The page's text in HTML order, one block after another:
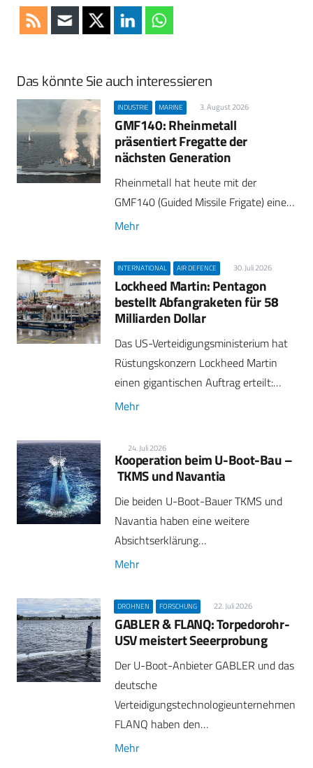
Das könnte Sie auch interessieren
INDUSTRIE MARINE 3. August 2026
GMF140: Rheinmetall
präsentiert Fregatte der
nächsten Generation
Rheinmetall hat heute mit der
GMF140 (Guided Missile Frigate) eine…
Mehr
INTERNATIONAL AIR DEFENCE 30. Juli 2026
Lockheed Martin: Pentagon
bestellt Abfangraketen für 58
Milliarden Dollar
Das US-Verteidigungsministerium hat
Rüstungskonzern Lockheed Martin
einen gigantischen Auftrag erteilt:…
Mehr
24. Juli 2026
Kooperation beim U-Boot-Bau –
TKMS und Navantia
Die beiden U-Boot-Bauer TKMS und
Navantia haben eine weitere
Absichtserklärung…
Mehr
DROHNEN FORSCHUNG 22. Juli 2026
GABLER & FLANQ: Torpedorohr-
USV meistert Seeerprobung
Der U-Boot-Anbieter GABLER und das
deutsche
Verteidigungstechnologieunternehmen
FLANQ haben den…
Mehr